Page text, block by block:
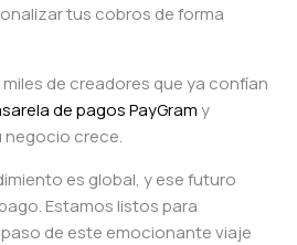
tus cobros de forma
de creadores que ya confían
de pagos PayGramy
negocio crece.
es global, y ese futuro
Estamos listos para
de este emocionante viaje